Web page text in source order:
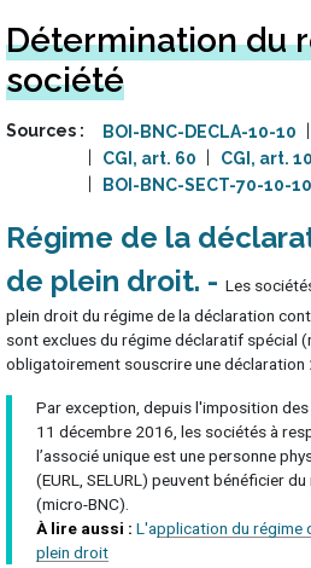
Détermination du
société
Sources BOI-BNC-DECLA-10-10
CGI, art. 60
CGI, art.
BOI-BNC-SECT-70-10-10
Régime de la
de plein droit
Les
plein droit du régime de la déclaration
sont exclues du régime déclaratif spécial
obligatoirement souscrire une déclaration
Par exception, depuis l'imposition
11 décembre 2016, les sociétés à
l’associé unique est une personne
(EURL, SELURL) peuvent bénéficier
(micro-BNC).
L'application du régime
plein droit